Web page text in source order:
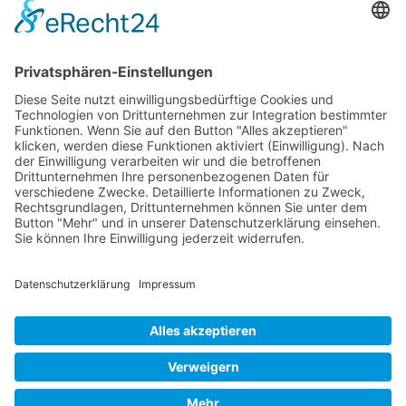
Kontakt
Kontaktieren Sie uns
© Nussbaum Automotive Lifts GmbH - Alle Rechte
vorbehalten.